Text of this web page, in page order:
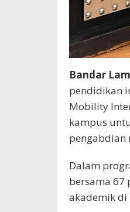
Bandar
pendidikan
Mobility
kampus
pengabdian
Dalam
bersama 67
akademik di